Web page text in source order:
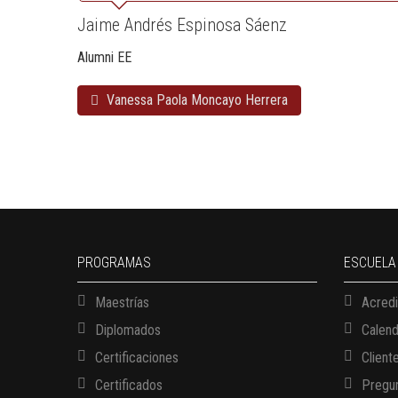
Jaime Andrés Espinosa Sáenz
Alumni EE
Vanessa Paola Moncayo Herrera
PROGRAMAS
Maestrías
Diplomados
Certificaciones
Certificados